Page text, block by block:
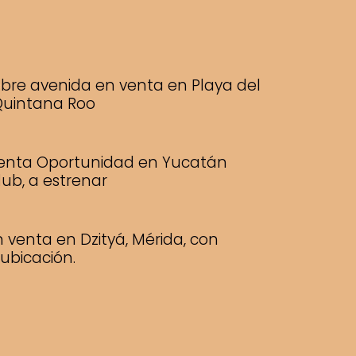
avenida en venta en Playa del
Roo
Oportunidad en Yucatán
a estrenar
venta en Dzityá, Mérida, con